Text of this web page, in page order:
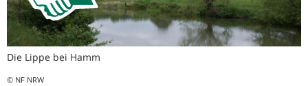
Die Lippe bei Hamm
© NF NRW